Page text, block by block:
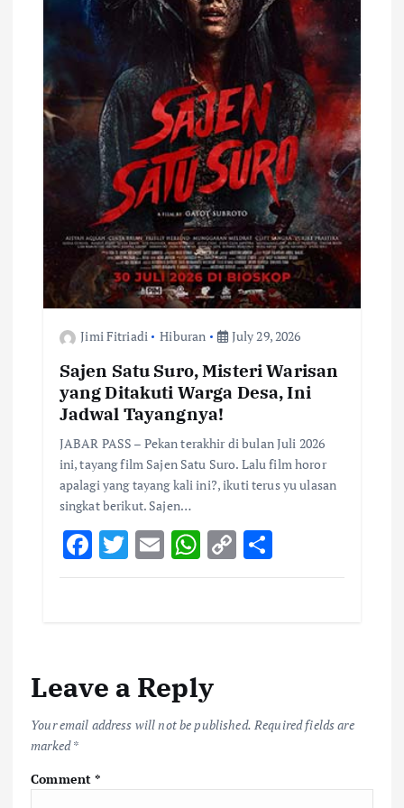
Jimi Fitriadi Hiburan July 29, 2026
Sajen Satu Suro, Misteri Warisan
yang Ditakuti Warga Desa, Ini
Jadwal Tayangnya!
JABAR PASS – Pekan terakhir di bulan Juli 2026
ini, tayang film Sajen Satu Suro. Lalu film horor
apalagi yang tayang kali ini?, ikuti terus yu ulasan
singkat berikut. Sajen…
F
ac
o
k
T
w
E
m
W
h
p
p
C
o
k
S
h
Leave a Reply
Your email address will not be published. Required fields are
marked*
Comment*